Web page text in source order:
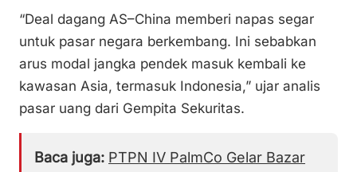
“Deal dagang AS–China memberi napas segar
untuk pasar negara berkembang. Ini sebabkan
arus modal jangka pendek masuk kembali ke
kawasan Asia, termasuk Indonesia,” ujar analis
pasar uang dari Gempita Sekuritas.
Baca juga: PTPN IV PalmCo Gelar Bazar